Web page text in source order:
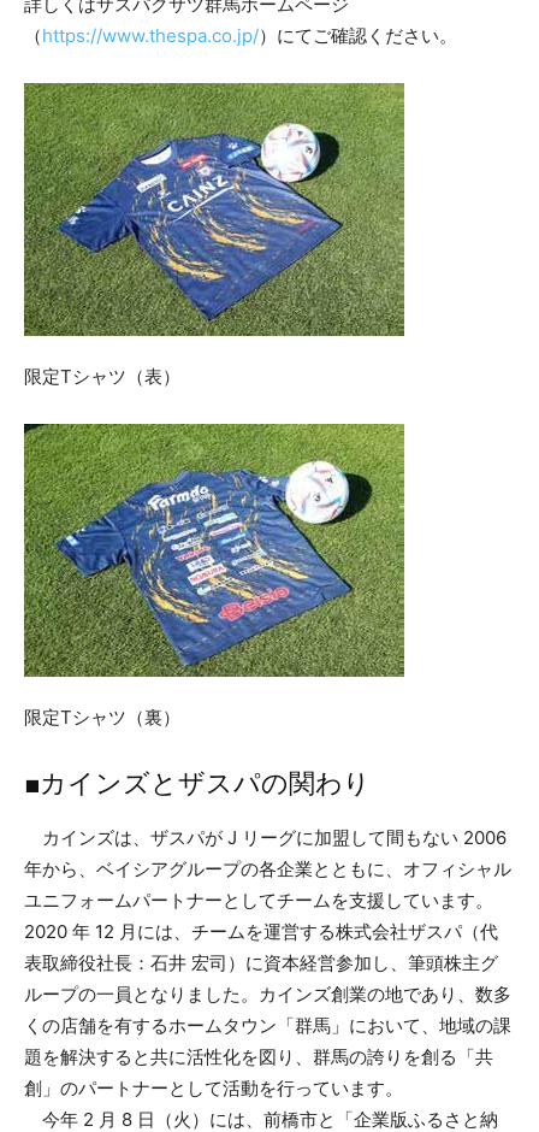
（https://www.thespa.co.jp/）にてご確認ください。
限定Tシャツ（表）
限定Tシャツ（裏）
■カインズとザスパの関わり
カインズは、ザスパが J リーグに加盟して間もない 2006
年から、ベイシアグループの各企業とともに、オフィシャル
ユニフォームパートナーとしてチームを支援しています。
2020 年 12 月には、チームを運営する株式会社ザスパ（代
表取締役社長：石井 宏司）に資本経営参加し、筆頭株主グ
ループの一員となりました。カインズ創業の地であり、数多
くの店舗を有するホームタウン「群馬」において、地域の課
題を解決すると共に活性化を図り、群馬の誇りを創る「共
創」のパートナーとして活動を行っています。
今年 2 月 8 日（火）には、前橋市と「企業版ふるさと納